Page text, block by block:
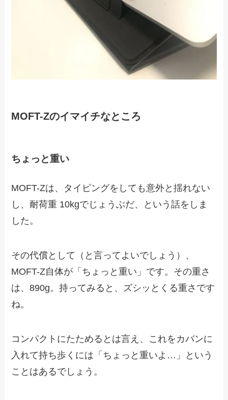
MOFT-Zのイマイチなところ
ちょっと重い
MOFT-Zは、タイピングをしても意外と揺れない
し、耐荷重 10kgでじょうぶだ、という話をしま
した。
その代償として（と言ってよいでしょう）、
MOFT-Z自体が「ちょっと重い」です。その重さ
は、890g。持ってみると、ズシッとくる重さです
ね。
コンパクトにたためるとは言え、これをカバンに
入れて持ち歩くには「ちょっと重いよ…」という
ことはあるでしょう。